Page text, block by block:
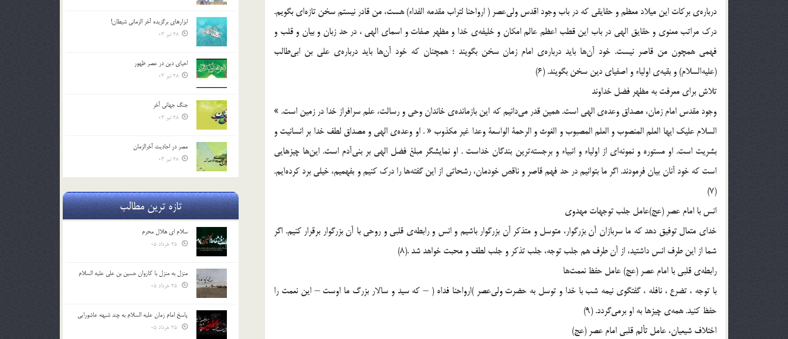
درباره‌ى بركات اين ميلاد معظم و حقايقى كه در باب وجود اقدس ولى‌عصر ( ارواحنا لتراب مقدمه الفداء) هست، من قادر نيستم سخن تازه‌اى بگويم.
درك مراتب معنوى و حقايق الهى در باب اين قطب اعظم عالم امكان و خليفه‌ى خدا و مظهر صفات و اسماى الهى ، در حد زبان و بيان و قلب و
فهمى همچون من قاصر نيست. خود آن‌ها بايد درباره‌ى امام زمان سخن بگويند ؛ همچنان كه خود آن‌ها بايد درباره‌ى على بن ابى‌طالب
(عليه‌السلام) و بقيه‌ى اولياء و اصفياى دين سخن بگويند. (6)
تلاش براى معرفت به مظهر فضل خداوند
وجود مقدس امام زمان، مصداق وعده‌ى الهى است. همين قدر مى‌دانيم كه اين بازمانده‌ى خاندان وحى و رسالت، علم سرافراز خدا در زمين است. »
السلام عليك ايها العلم المنصوب و العلم المصبوب و الغوث و الرحمة الواسعة وعدا غير مكذوب « . او وعده‌ى الهى و مصداق لطف خدا بر انسانيت و
بشريت است. او مستوره و نمونه‌اى از اولياء و انبياء و برجسته‌ترين بندگان خداست . او نمايشگر مبلغ فضل الهى بر بنى‌آدم است. اين‌ها چيزهايى
است كه خود آنان بيان فرمودند. اگر ما بتوانيم در حد فهم قاصر و ناقص خودمان، رشحاتى از اين گفته‌ها را درك كنيم و بفهميم، خيلى برد كرده‌ايم.
(7)
انس با امام عصر (عج)عامل جلب توجهات مهدوى
خداى متعال توفيق دهد كه ما سربازان آن بزرگوار، متوسل و متذكر آن بزرگوار باشيم و انس و رابطه‌ى قلبى و روحى با آن بزرگوار برقرار كنيم. اگر
شما از اين طرف انس داشتيد، از آن طرف هم جلب توجه، جلب تذكر و جلب لطف و محبت خواهد شد .(8)
رابطه‌ى قلبى با امام عصر (عج) عامل حفظ نعمت‌ها
با توجه ، تضرع ، نافله ، گفتگوى نيمه شب با خدا و توسل به حضرت ولى‌عصر )ارواحنا فداه ( – كه سيد و سالار بزرگ ما اوست – اين نعمت را
حفظ كنيد. همه‌ى چيزها به او برمى‌گردد. (9)
اختلاف شيعيان، عامل تألم قلبى امام عصر (عج)
ابزارهاي برگزيده آخر الزماني شيطان!
28 تیر 03
احياي دين در عصر ظهور
28 تیر 03
جنگ جهاني آخر
28 تیر 03
مصر در احادیث آخرالزمان
28 تیر 03
تازه ترین مطالب
سلام ای هلال محرم
منزل به منزل با کاروان حسین بن علی علیه السلام
پاسخ امام زمان علیه السلام به چند شبهه عاشورایی